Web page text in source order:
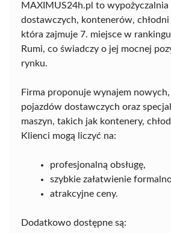
MAXIMUS24h.pl to
dostawczych, kontenerów,
która zajmuje 7. miejsce w
Rumi, co świadczy o jej mocnej
rynku.
Firma proponuje wynajem
pojazdów dostawczych oraz
maszyn, takich jak kontenery,
Klienci mogą liczyć na:
profesjonalną obsługę,
szybkie załatwienie
atrakcyjne ceny.
Dodatkowo dostępne są: